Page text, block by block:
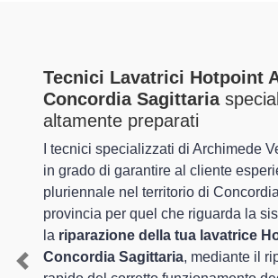
Tecnici Lavatrici Hotpoint
Concordia Sagittaria
altamente preparati
I tecnici specializzati di Archimede
in grado di garantire al cliente
pluriennale nel territorio di
provincia per quel che riguarda la
la riparazione della tua lavatrice
Concordia Sagittaria, mediante il
Previous